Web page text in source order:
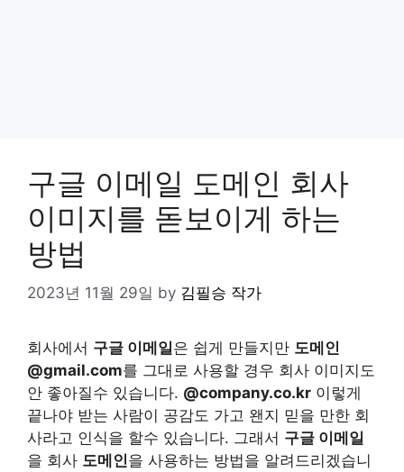
구글 이메일 도메인 회사
이미지를 돋보이게 하는
방법
2023년 11월 29일 by 김필승 작가
회사에서 구글 이메일은 쉽게 만들지만 도메인
@gmail.com를 그대로 사용할 경우 회사 이미지도
안 좋아질수 있습니다. @company.co.kr 이렇게
끝나야 받는 사람이 공감도 가고 왠지 믿을 만한 회
사라고 인식을 할수 있습니다. 그래서 구글 이메일
을 회사 도메인을 사용하는 방법을 알려드리겠습니